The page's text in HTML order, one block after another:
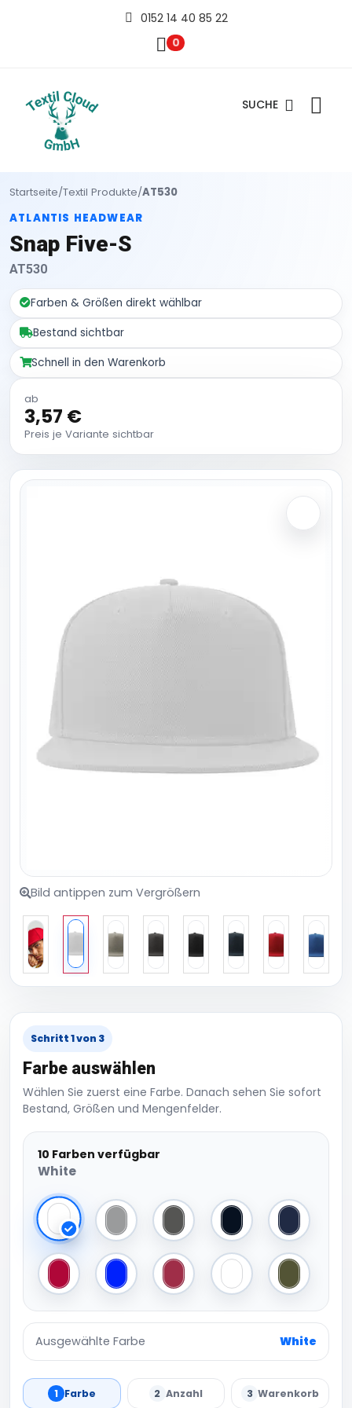
0152 14 40 85 22
0
SUCHE
Startseite/Textil Produkte/AT530
ATLANTIS HEADWEAR
Snap Five-S
AT530
Farben & Größen direkt wählbar
Bestand sichtbar
Schnell in den Warenkorb
ab
3,57 €
Preis je Variante sichtbar
Bild antippen zum Vergrößern
Schritt 1 von 3
Farbe auswählen
Wählen Sie zuerst eine Farbe. Danach sehen Sie sofort
Bestand, Größen und Mengenfelder.
10 Farben verfügbar
White
White Grey Dark Grey Black Navy
Red Royal Cardinal RedCamouflage/Black
Olive
Ausgewählte Farbe White
1 Farbe 2 Anzahl 3 Warenkorb